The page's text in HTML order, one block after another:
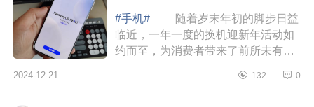
#手机#
随着岁末年初的脚步日益
临近，一年一度的换机迎新年活动如
约而至，为消费者带来了前所未有的
国产品质手机，始终以其卓越的品
2024-12-21 132 0